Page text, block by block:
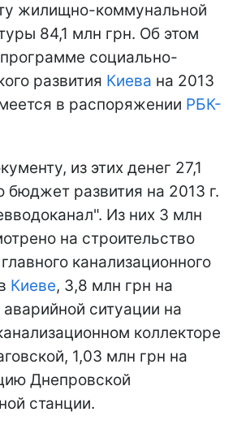
жилищно-коммунальной
84,1 млн грн. Об этом
программе социально-
развития Киева на 2013
в распоряжении РБК-
из этих денег 27,1
бюджет развития на 2013 г.
Из них 3 млн
на строительство
канализационного
Киеве, 3,8 млн грн на
ситуации на
коллекторе
1,03 млн грн на
Днепровской
станции.